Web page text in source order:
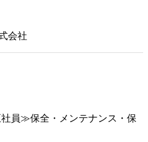
会社
員≫保全・メンテナンス・保